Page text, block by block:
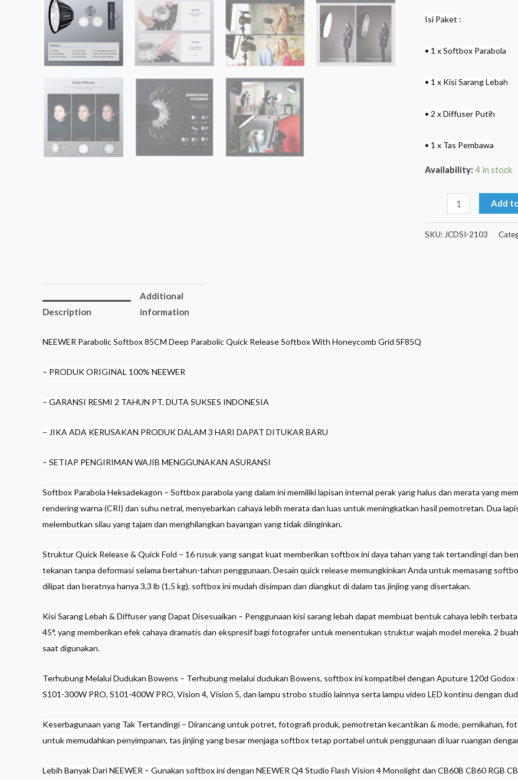
Isi Paket :
• 1 x Softbox Parabola
• 1 x Kisi Sarang Lebah
• 2 x Diffuser Putih
• 1 x Tas Pembawa
Availability: 4 in stock
Add
SKU: JCDSI-2103
Description
Additional
information
NEEWER Parabolic Softbox 85CM Deep Parabolic Quick Release Softbox With Honeycomb Grid SF85Q
– PRODUK ORIGINAL 100% NEEWER
– GARANSI RESMI 2 TAHUN PT. DUTA SUKSES INDONESIA
– JIKA ADA KERUSAKAN PRODUK DALAM 3 HARI DAPAT DITUKAR BARU
– SETIAP PENGIRIMAN WAJIB MENGGUNAKAN ASURANSI
Softbox Parabola Heksadekagon – Softbox parabola yang dalam ini memiliki lapisan internal perak yang halus dan merata yang
rendering warna (CRI) dan suhu netral, menyebarkan cahaya lebih merata dan luas untuk meningkatkan hasil pemotretan. Dua
melembutkan silau yang tajam dan menghilangkan bayangan yang tidak diinginkan.
Struktur Quick Release & Quick Fold – 16 rusuk yang sangat kuat memberikan softbox ini daya tahan yang tak tertandingi dan
tekanan tanpa deformasi selama bertahun-tahun penggunaan. Desain quick release memungkinkan Anda untuk memasang
dilipat dan beratnya hanya 3,3 lb (1,5 kg), softbox ini mudah disimpan dan diangkut di dalam tas jinjing yang disertakan.
Kisi Sarang Lebah & Diffuser yang Dapat Disesuaikan – Penggunaan kisi sarang lebah dapat membuat bentuk cahaya lebih
45°, yang memberikan efek cahaya dramatis dan ekspresif bagi fotografer untuk menentukan struktur wajah model mereka. 2
saat digunakan.
Terhubung Melalui Dudukan Bowens – Terhubung melalui dudukan Bowens, softbox ini kompatibel dengan Aputure 120d Godox
S101-300W PRO, S101-400W PRO, Vision 4, Vision 5, dan lampu strobo studio lainnya serta lampu video LED kontinu dengan
Keserbagunaan yang Tak Tertandingi – Dirancang untuk potret, fotografi produk, pemotretan kecantikan & mode, pernikahan,
untuk memudahkan penyimpanan, tas jinjing yang besar menjaga softbox tetap portabel untuk penggunaan di luar ruangan
Lebih Banyak Dari NEEWER – Gunakan softbox ini dengan NEEWER Q4 Studio Flash Vision 4 Monolight dan CB60B CB60 RGB